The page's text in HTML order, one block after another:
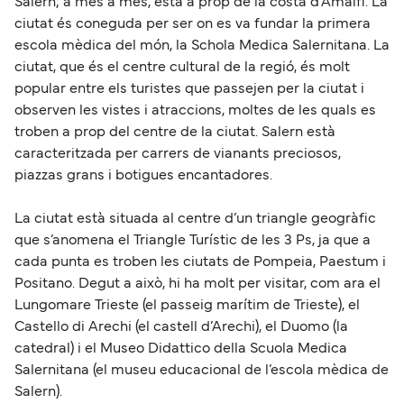
Salern; a més a més, està a prop de la costa d’Amalfi. La
ciutat és coneguda per ser on es va fundar la primera
escola mèdica del món, la Schola Medica Salernitana. La
ciutat, que és el centre cultural de la regió, és molt
popular entre els turistes que passejen per la ciutat i
observen les vistes i atraccions, moltes de les quals es
troben a prop del centre de la ciutat. Salern està
caracteritzada per carrers de vianants preciosos,
piazzas grans i botigues encantadores.
La ciutat està situada al centre d’un triangle geogràfic
que s’anomena el Triangle Turístic de les 3 Ps, ja que a
cada punta es troben les ciutats de Pompeia, Paestum i
Positano. Degut a això, hi ha molt per visitar, com ara el
Lungomare Trieste (el passeig marítim de Trieste), el
Castello di Arechi (el castell d’Arechi), el Duomo (la
catedral) i el Museo Didattico della Scuola Medica
Salernitana (el museu educacional de l’escola mèdica de
Salern).